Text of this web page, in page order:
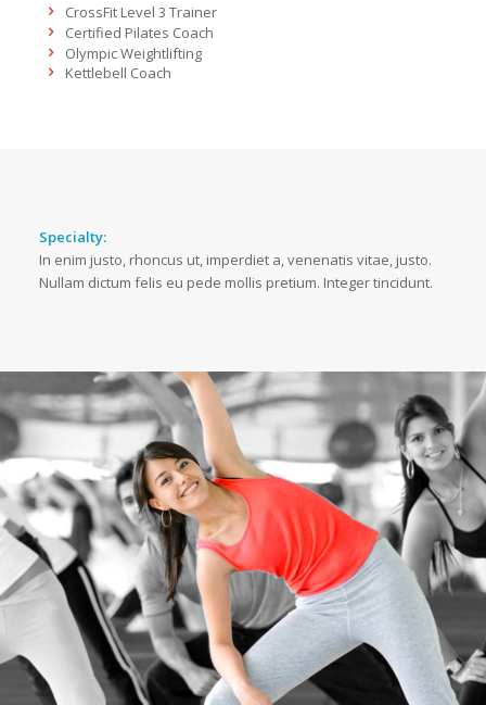
CrossFit Level 3 Trainer
Certified Pilates Coach
Olympic Weightlifting
Kettlebell Coach
Specialty:
In enim justo, rhoncus ut, imperdiet a, venenatis vitae, justo.
Nullam dictum felis eu pede mollis pretium. Integer tincidunt.